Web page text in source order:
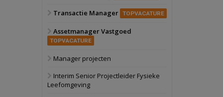
Oranje
28 september 2026
bedrijventerrein
Bekijk
Schuinesloot
Transactie Manager TOPVACATURE
Assetmanager Vastgoed
TOPVACATURE
Manager projecten
Interim Senior Projectleider Fysieke
Leefomgeving